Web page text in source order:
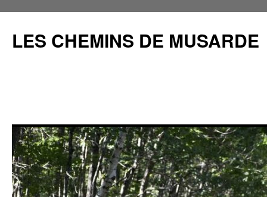
contenu
LES CHEMINS DE MUSARDE